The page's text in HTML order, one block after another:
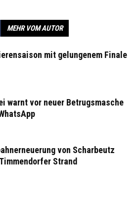
MEHR VOM AUTOR
mit gelungenem Finale
warnt vor neuer Betrugsmasche
von Scharbeutz
Strand